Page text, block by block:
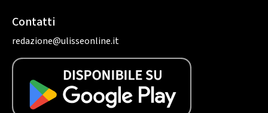
Contatti
redazione@ulisseonline.it